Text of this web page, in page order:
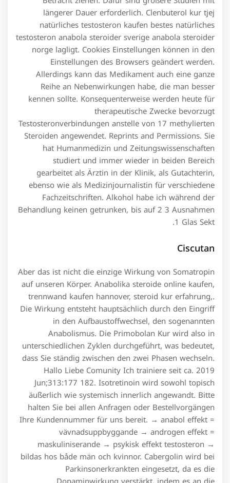
längerer Dauer erforderlich. Clenbuterol kur tjej
natürliches testosteron kaufen bestes natürliches
testosteron anabola steroider sverige anabola steroider
norge lagligt. Cookies Einstellungen können in den
Einstellungen des Browsers geändert werden.
Allerdings kann das Medikament auch eine ganze
Reihe an Nebenwirkungen habe, die man besser
kennen sollte. Konsequenterweise werden heute für
therapeutische Zwecke bevorzugt
Testosteronverbindungen anstelle von 17 methylierten
Steroiden angewendet. Reprints and Permissions. Sie
hat Humanmedizin und Zeitungswissenschaften
studiert und immer wieder in beiden Bereich
gearbeitet als Ärztin in der Klinik, als Gutachterin,
ebenso wie als Medizinjournalistin für verschiedene
Fachzeitschriften. Alkohol habe ich während der
Behandlung keinen getrunken, bis auf 2 3 Ausnahmen
1 Glas Sekt.
Ciscutan
Aber das ist nicht die einzige Wirkung von Somatropin
auf unseren Körper. Anabolika steroide online kaufen,
trennwand kaufen hannover, steroid kur erfahrung,.
Die Wirkung entsteht hauptsächlich durch den Eingriff
in den Aufbaustoffwechsel, den sogenannten
Anabolismus. Die Primobolan Kur wird also in
unterschiedlichen Zyklen durchgeführt, was bedeutet,
dass Sie ständig zwischen den zwei Phasen wechseln.
Hallo Liebe Comunity Ich trainiere seit ca. 2019
Jun;313:177 182. Isotretinoin wird sowohl topisch
äußerlich wie systemisch innerlich angewandt. Bitte
halten Sie bei allen Anfragen oder Bestellvorgängen
Ihre Kundennummer für uns bereit. → anabol effekt =
vävnadsuppbyggande → androgen effekt =
maskuliniserande → psykisk effekt testosteron →
bildas hos både män och kvinnor. Cabergolin wird bei
Parkinsonerkrankten eingesetzt, da es die